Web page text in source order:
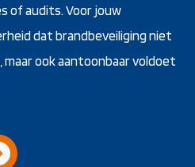
of audits. Voor jouw
dat brandbeveiliging niet
maar ook aantoonbaar voldoet